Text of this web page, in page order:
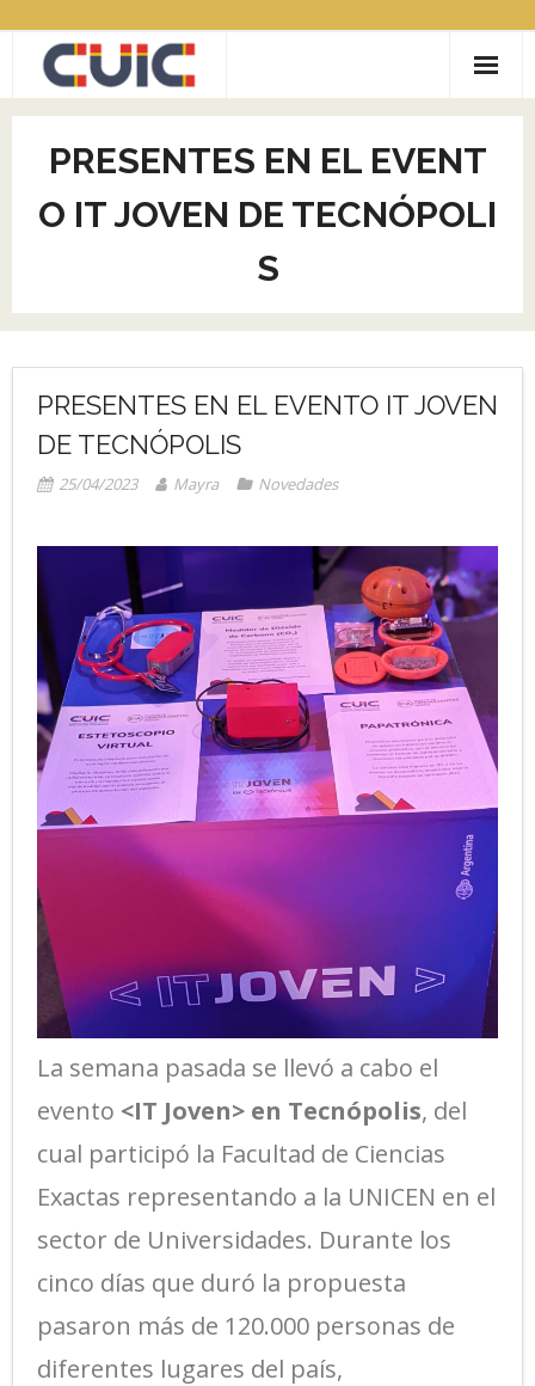
contenido
ACERCA DE CUIC
CONVOCATORIAS
- LABIC Reciclaje inclusivo
COMUNIDADES
- COCRE.AR
- RECICLAJE CON INCLUSIÓN SOCIAL
- MUJERES EN TECH
- ROBÓTICA EDUCATIVA
PRESENTES EN EL EVENT
O IT JOVEN DE TECNÓPOLI
S
PRESENTES EN EL EVENTO IT JOVEN
DE TECNÓPOLIS
25/04/2023 Mayra Novedades
La semana pasada se llevó a cabo el
evento <IT Joven> en Tecnópolis, del
cual participó la Facultad de Ciencias
Exactas representando a la UNICEN en el
sector de Universidades. Durante los
cinco días que duró la propuesta
pasaron más de 120.000 personas de
diferentes lugares del país,